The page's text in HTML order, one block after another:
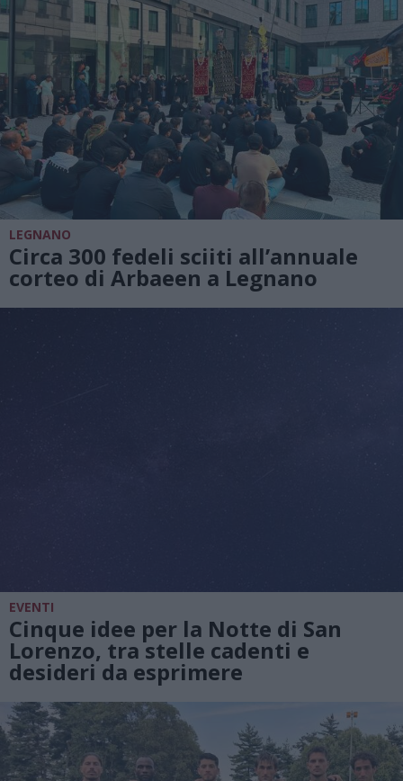
LEGNANO
Circa 300 fedeli sciiti all’annuale
corteo di Arbaeen a Legnano
EVENTI
Cinque idee per la Notte di San
Lorenzo, tra stelle cadenti e
desideri da esprimere